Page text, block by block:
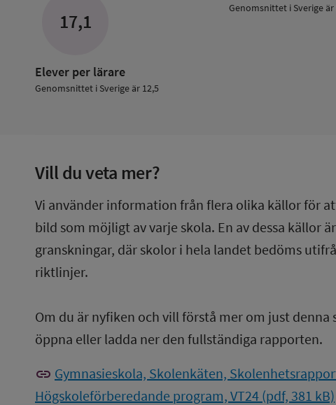
17,1
Elever per lärare
Genomsnittet i Sverige är 12,5
Genomsnittet i Sverige är
Vill du veta mer?
Vi använder information från flera olika källor för
bild som möjligt av varje skola. En av dessa källor
granskningar, där skolor i hela landet bedöms
riktlinjer.
Om du är nyfiken och vill förstå mer om just denna
öppna eller ladda ner den fullständiga rapporten.
link Gymnasieskola, Skolenkäten,
Högskoleförberedande program, VT24 (pdf, 381 kB)